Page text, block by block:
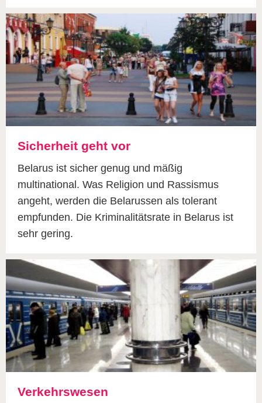
Sicherheit geht vor
Belarus ist sicher genug und mäßig
multinational. Was Religion und Rassismus
angeht, werden die Belarussen als tolerant
empfunden. Die Kriminalitätsrate in Belarus ist
sehr gering.
Verkehrswesen